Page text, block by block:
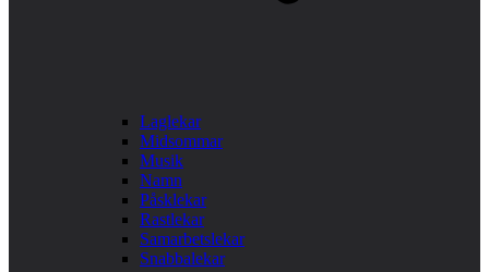
Laglekar
Midsommar
Musik
Namn
Påsklekar
Rastlekar
Samarbetslekar
Snabbalekar